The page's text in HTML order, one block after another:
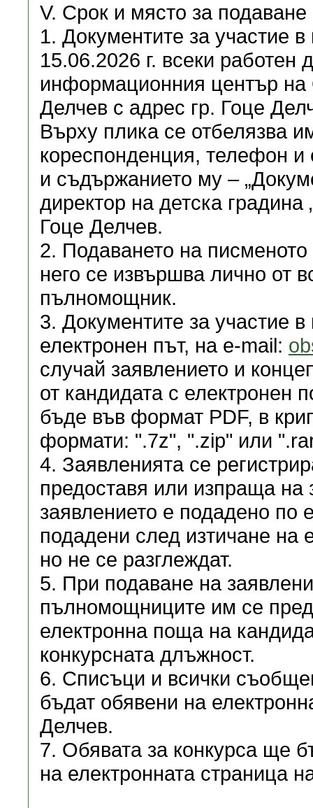
V. Срок и място за
1. Документите за участие
15.06.2026 г. всеки работен
информационния център
Делчев с адрес гр. Гоце
Върху плика се отбелязва
кореспонденция, телефон и
и съдържанието му –
директор на детска
Гоце Делчев.
2. Подаването на
него се извършва лично от
пълномощник.
3. Документите за участие
електронен път, на e-mail:
случай заявлението и
от кандидата с електронен
бъде във формат PDF, в
формати: ".7z", ".zip" или
4. Заявленията се
предоставя или изпраща на
заявлението е подадено по
подадени след изтичане на
но не се разглеждат.
5. При подаване на
пълномощниците им се
електронна поща на
конкурсната длъжност.
6. Списъци и всички
бъдат обявени на
Делчев.
7. Обявата за конкурса ще
на електронната страница